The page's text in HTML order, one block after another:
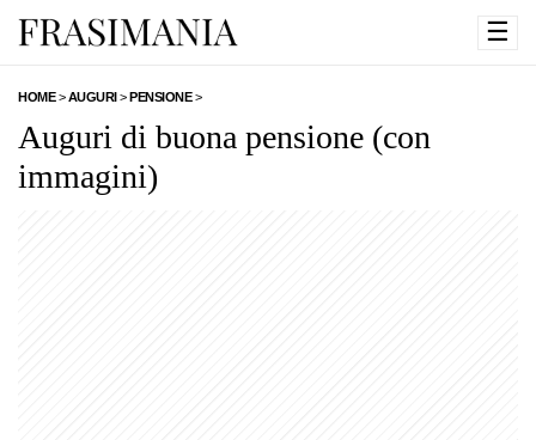
☰
HOME>AUGURI>PENSIONE>
Auguri di buona pensione (con
immagini)